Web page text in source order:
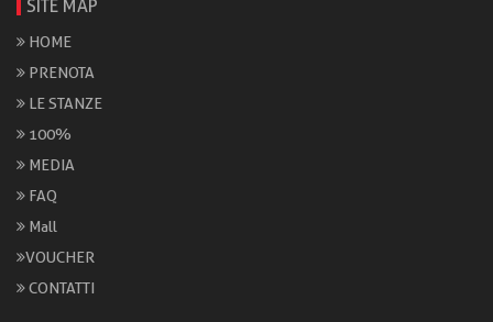
SITE MAP
HOME
PRENOTA
LE STANZE
100%
MEDIA
FAQ
Mall
VOUCHER
CONTATTI